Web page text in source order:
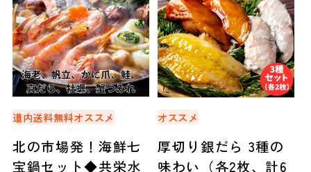
道内送料無料オススメ
北の市場発！海鮮七
宝鍋セット◆共栄水
オススメ
厚切り銀だら 3種の
味わい（各2枚、計6